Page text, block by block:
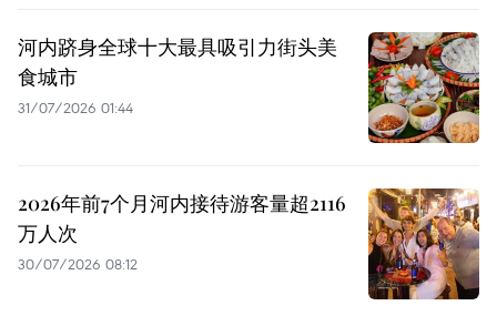
河内跻身全球十大最具吸引力街头美
食城市
31/07/2026 01:44
2026年前7个月河内接待游客量超2116
万人次
30/07/2026 08:12